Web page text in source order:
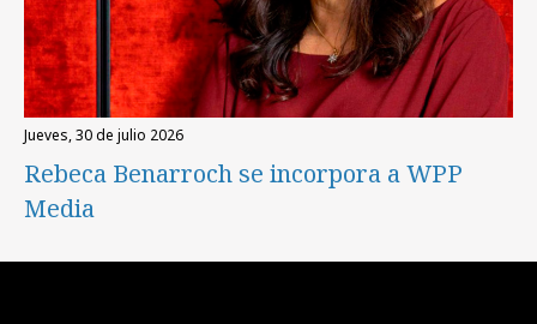
jueves, 30 de julio 2026
Rebeca Benarroch se incorpora a WPP
Media